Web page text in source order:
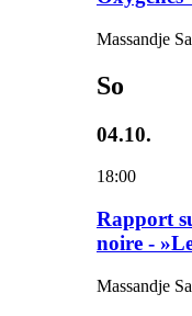
Massandje
So
04.10.
18:00
Rapport
noire -
Massandje